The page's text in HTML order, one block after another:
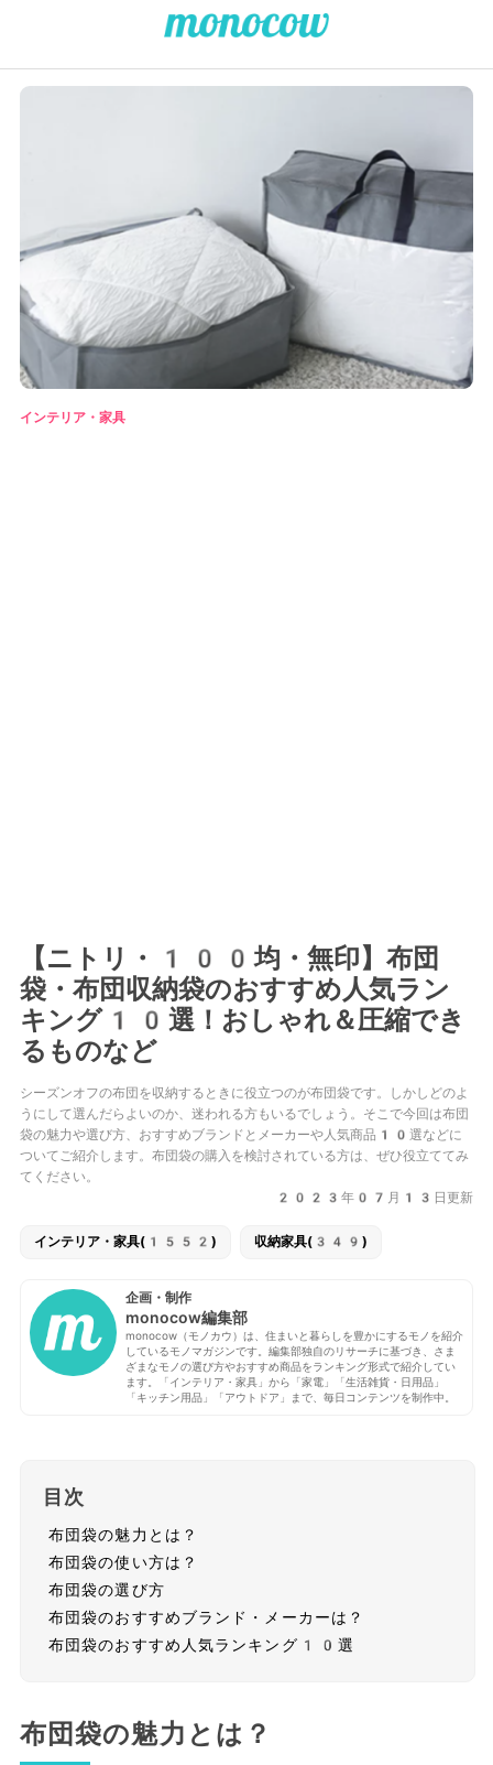
インテリア・家具
【ニトリ・100均・無印】布団
袋・布団収納袋のおすすめ人気ラン
キング10選！おしゃれ＆圧縮でき
るものなど
シーズンオフの布団を収納するときに役立つのが布団袋です。しかしどのよ
うにして選んだらよいのか、迷われる方もいるでしょう。そこで今回は布団
袋の魅力や選び方、おすすめブランドとメーカーや人気商品10選などに
ついてご紹介します。布団袋の購入を検討されている方は、ぜひ役立ててみ
てください。
2023年07月13日更新
インテリア・家具(1552) 収納家具(349)
企画・制作
monocow編集部
monocow（モノカウ）は、住まいと暮らしを豊かにするモノを紹介
しているモノマガジンです。編集部独自のリサーチに基づき、さま
ざまなモノの選び方やおすすめ商品をランキング形式で紹介してい
ます。「インテリア・家具」から「家電」「生活雑貨・日用品」
「キッチン用品」「アウトドア」まで、毎日コンテンツを制作中。
目次
布団袋の魅力とは？
布団袋の使い方は？
布団袋の選び方
布団袋のおすすめブランド・メーカーは？
布団袋のおすすめ人気ランキング10選
布団袋の魅力とは？